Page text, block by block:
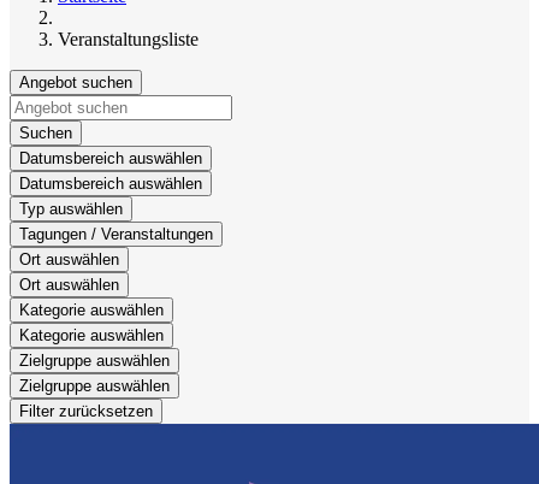
Veranstaltungsliste
Angebot suchen
Suchen
Datumsbereich auswählen
Datumsbereich auswählen
Typ auswählen
Tagungen / Veranstaltungen
Ort auswählen
Ort auswählen
Kategorie auswählen
Kategorie auswählen
Zielgruppe auswählen
Zielgruppe auswählen
Filter zurücksetzen